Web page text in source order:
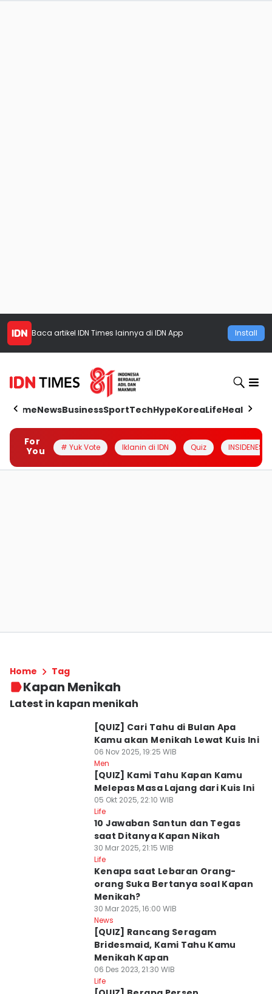
Baca artikel IDN Times lainnya di IDN App Install
HomeNewsBusinessSportTechHypeKoreaLifeHealth
For
You
# Yuk Vote Iklanin di IDN Quiz INSIDENESIA
Home Tag
Kapan Menikah
Latest in kapan menikah
[QUIZ] Cari Tahu di Bulan Apa
Kamu akan Menikah Lewat Kuis Ini
06 Nov 2025, 19:25 WIB
Men
[QUIZ] Kami Tahu Kapan Kamu
Melepas Masa Lajang dari Kuis Ini
05 Okt 2025, 22:10 WIB
Life
10 Jawaban Santun dan Tegas
saat Ditanya Kapan Nikah
30 Mar 2025, 21:15 WIB
Life
Kenapa saat Lebaran Orang-
orang Suka Bertanya soal Kapan
Menikah?
30 Mar 2025, 16:00 WIB
News
[QUIZ] Rancang Seragam
Bridesmaid, Kami Tahu Kamu
Menikah Kapan
06 Des 2023, 21:30 WIB
Life